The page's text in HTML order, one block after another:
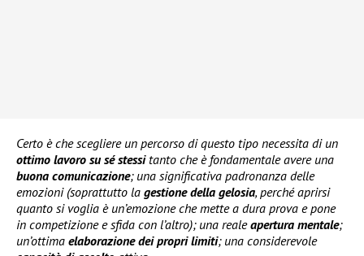
Certo è che scegliere un percorso di questo tipo necessita di un
ottimo lavoro su sé stessitanto che è fondamentale avere una
buona comunicazione; una significativa padronanza delle
emozioni (soprattutto la gestione della gelosia, perché aprirsi
quanto si voglia è un’emozione che mette a dura prova e pone
in competizione e sfida con l’altro); una realeapertura mentale;
un’ottima elaborazione dei propri limiti; una considerevole